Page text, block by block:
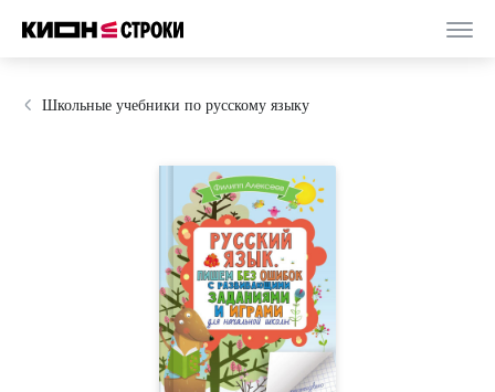
Школьные учебники по русскому языку